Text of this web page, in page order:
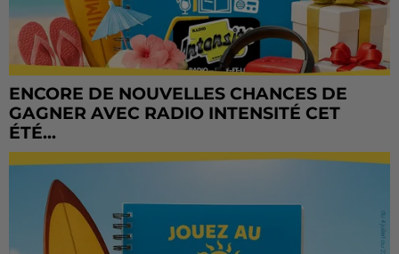
ENCORE DE NOUVELLES CHANCES DE
GAGNER AVEC RADIO INTENSITÉ CET
ÉTÉ...